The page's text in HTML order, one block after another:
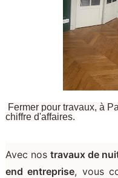
Fermer pour travaux, à
chiffre d'affaires.
Avec nos travaux de
end entreprise, vous